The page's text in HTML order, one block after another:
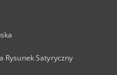
Rysunek Satyryczny